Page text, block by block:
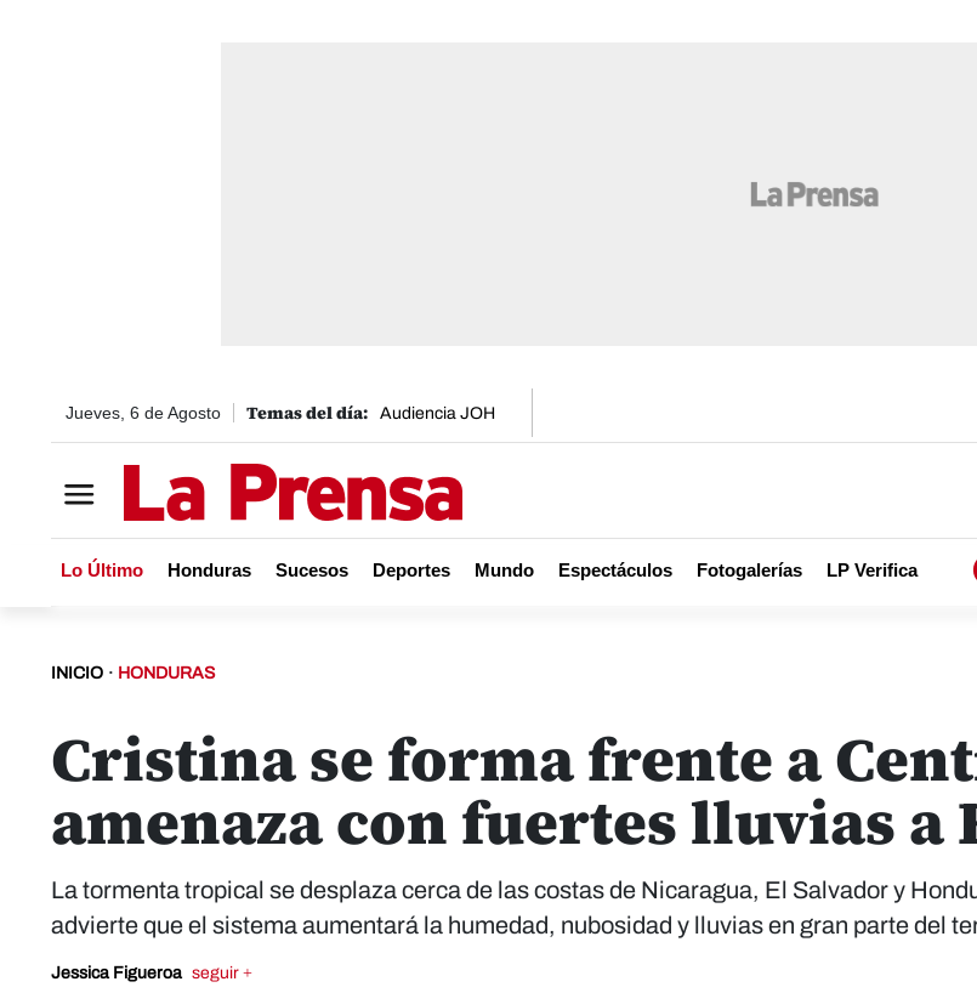
Jueves, 6 de Agosto Audiencia JOH
Lo Último Honduras Sucesos Deportes Mundo Espectáculos Fotogalerías LP Verifica
INICIO · HONDURAS
Cristina se forma frente a
amenaza con fuertes lluvias a
La tormenta tropical se desplaza cerca de las costas de Nicaragua, El Salvador y
advierte que el sistema aumentará la humedad, nubosidad y lluvias en gran parte del
Jessica Figueroa seguir +